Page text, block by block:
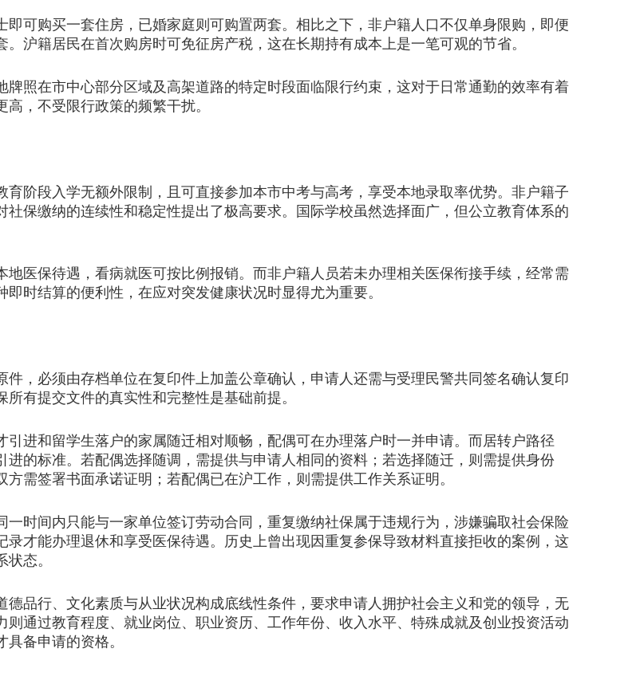
购买一套住房，已婚家庭则可购置两套。相比之下，非户籍人口不仅单身限购，即便
沪籍居民在首次购房时可免征房产税，这在长期持有成本上是一笔可观的节省。
在市中心部分区域及高架道路的特定时段面临限行约束，这对于日常通勤的效率有着
，不受限行政策的频繁干扰。
段入学无额外限制，且可直接参加本市中考与高考，享受本地录取率优势。非户籍子
保缴纳的连续性和稳定性提出了极高要求。国际学校虽然选择面广，但公立教育体系的
保待遇，看病就医可按比例报销。而非户籍人员若未办理相关医保衔接手续，经常需
时结算的便利性，在应对突发健康状况时显得尤为重要。
必须由存档单位在复印件上加盖公章确认，申请人还需与受理民警共同签名确认复印
有提交文件的真实性和完整性是基础前提。
和留学生落户的家属随迁相对顺畅，配偶可在办理落户时一并申请。而居转户路径
的标准。若配偶选择随调，需提供与申请人相同的资料；若选择随迁，则需提供身份
需签署书面承诺证明；若配偶已在沪工作，则需提供工作关系证明。
间内只能与一家单位签订劳动合同，重复缴纳社保属于违规行为，涉嫌骗取社会保险
才能办理退休和享受医保待遇。历史上曾出现因重复参保导致材料直接拒收的案例，这
态。
行、文化素质与从业状况构成底线性条件，要求申请人拥护社会主义和党的领导，无
通过教育程度、就业岗位、职业资历、工作年份、收入水平、特殊成就及创业投资活动
备申请的资格。